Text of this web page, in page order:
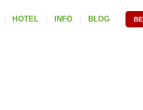
HOTEL INFO BLOG